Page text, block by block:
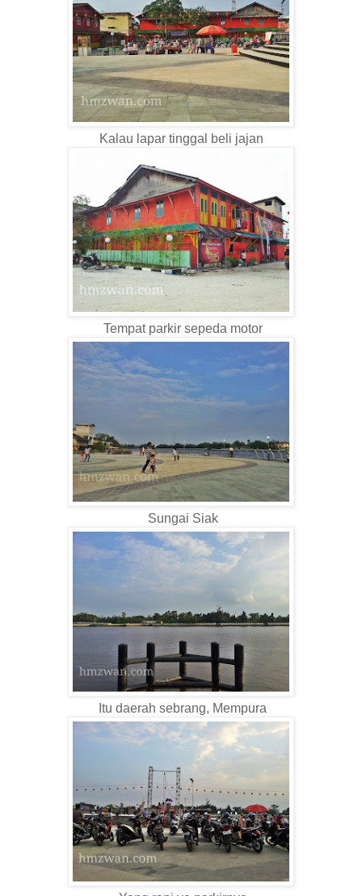
Kalau lapar tinggal beli jajan
Tempat parkir sepeda motor
Sungai Siak
Itu daerah sebrang, Mempura